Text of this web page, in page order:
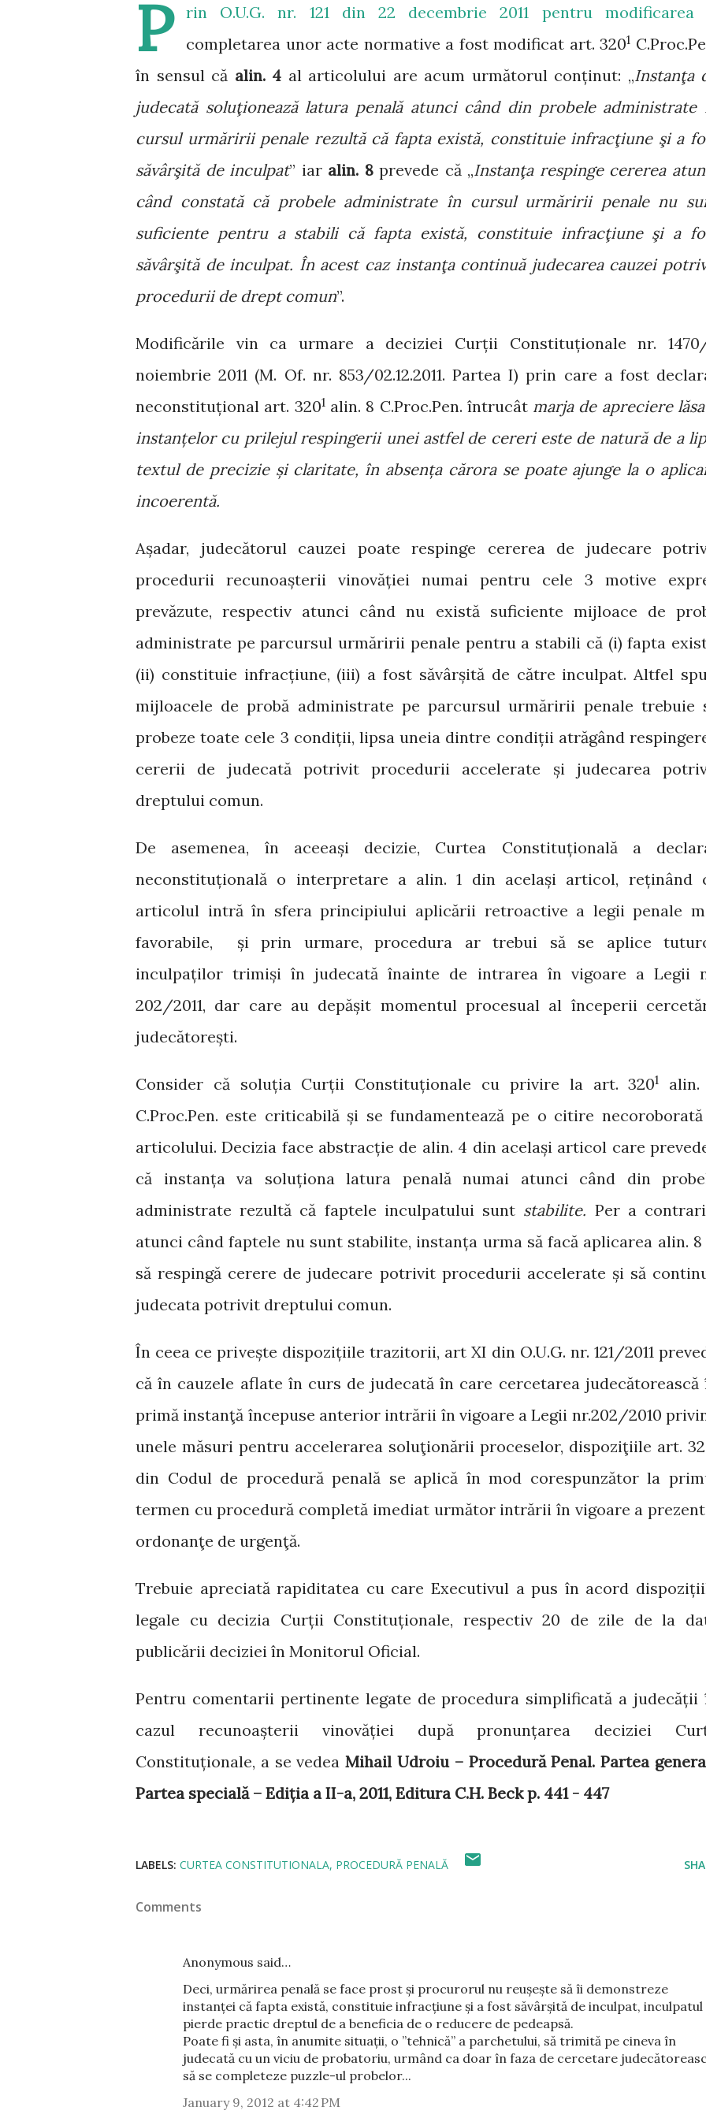
P rin O.U.G. nr. 121 din 22 decembrie 2011 pentru modificarea
completarea unor acte normative a fost modificat art. 3201
în sensul că alin. 4 al articolului are acum următorul conținut: „Instanţa
judecată soluţionează latura penală atunci când din probele administrate
cursul urmăririi penale rezultă că fapta există, constituie infracţiune şi a
săvârşită de inculpat” iar alin. 8prevede că „Instanţa respinge cererea
când constată că probele administrate în cursul urmăririi penale nu
suficiente pentru a stabili că fapta există, constituie infracţiune şi a
săvârşită de inculpat. În acest caz instanţa continuă judecarea cauzei
procedurii de drept comun”.
Modificările vin ca urmare a deciziei Curții Constituționale nr.
noiembrie 2011 (M. Of. nr. 853/02.12.2011. Partea I) prin care a fost
neconstituțional art. 3201alin. 8 C.Proc.Pen. întrucât marja de apreciere
instanțelor cu prilejul respingerii unei astfel de cereri este de natură de a
textul de precizie și claritate, în absența cărora se poate ajunge la o
incoerentă.
Așadar, judecătorul cauzei poate respinge cererea de judecare
procedurii recunoașterii vinovăției numai pentru cele 3 motive
prevăzute, respectiv atunci când nu există suficiente mijloace de
administrate pe parcursul urmăririi penale pentru a stabili că (i) fapta
(ii) constituie infracțiune, (iii) a fost săvârșită de către inculpat. Altfel
mijloacele de probă administrate pe parcursul urmăririi penale trebuie
probeze toate cele 3 condiții, lipsa uneia dintre condiții atrăgând
cererii de judecată potrivit procedurii accelerate și judecarea
dreptului comun.
De asemenea, în aceeași decizie, Curtea Constituțională a
neconstituțională o interpretare a alin. 1 din același articol, reținând
articolul intră în sfera principiului aplicării retroactive a legii penale
favorabile, și prin urmare, procedura ar trebui să se aplice
inculpaților trimiși în judecată înainte de intrarea în vigoare a Legii
202/2011, dar care au depășit momentul procesual al începerii
judecătorești.
Consider că soluția Curții Constituționale cu privire la art. 3201
C.Proc.Pen. este criticabilă și se fundamentează pe o citire
articolului. Decizia face abstracție de alin. 4 din același articol care
că instanța va soluționa latura penală numai atunci când din
administrate rezultă că faptele inculpatului sunt stabilite. Per a
atunci când faptele nu sunt stabilite, instanța urma să facă aplicarea alin. 8
să respingă cerere de judecare potrivit procedurii accelerate și să
judecata potrivit dreptului comun.
În ceea ce privește dispozițiile trazitorii, art XI din O.U.G. nr. 121/2011
că în cauzele aflate în curs de judecată în care cercetarea judecătorească
primă instanţă începuse anterior intrării în vigoare a Legii nr.202/2010
unele măsuri pentru accelerarea soluţionării proceselor, dispoziţiile art.
din Codul de procedură penală se aplică în mod corespunzător la
termen cu procedură completă imediat următor intrării în vigoare a
ordonanţe de urgenţă.
Trebuie apreciată rapiditatea cu care Executivul a pus în acord
legale cu decizia Curții Constituționale, respectiv 20 de zile de la
publicării deciziei în Monitorul Oficial.
Pentru comentarii pertinente legate de procedura simplificată a judecății
cazul recunoașterii vinovăției după pronunțarea deciziei
Constituționale, a se vedeaMihail Udroiu – Procedură Penal. Partea
Partea specială – Ediția a II-a, 2011, Editura C.H. Beck p. 441 - 447
LABELS: CURTEA CONSTITUTIONALA PROCEDURĂ PENALĂ
Comments
Anonymous said…
Deci, urmărirea penală se face prost și procurorul nu reușește să îi demonstreze
instanței că fapta există, constituie infracțiune și a fost săvârșită de inculpat, inculpatul
pierde practic dreptul de a beneficia de o reducere de pedeapsă.
Poate fi și asta, în anumite situații, o ”tehnică” a parchetului, să trimită pe cineva în
judecată cu un viciu de probatoriu, urmând ca doar în faza de cercetare
să se completeze puzzle-ul probelor...
January 9, 2012 at 4:42 PM